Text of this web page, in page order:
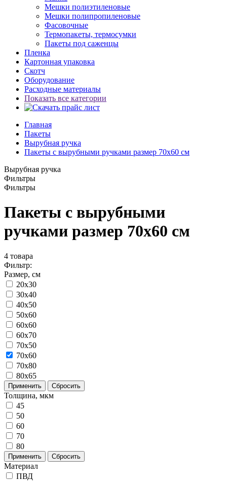
Мешки полиэтиленовые
Мешки полипропиленовые
Фасовочные
Термопакеты, термосумки
Пакеты под саженцы
Пленка
Картонная упаковка
Скотч
Оборудование
Расходные материалы
Показать все категории
Главная
Пакеты
Вырубная ручка
Пакеты с вырубными ручками размер 70x60 см
Вырубная ручка
Фильтры
Фильтры
Пакеты с вырубными
ручками размер 70x60 см
4 товара
Фильтр:
Размер, см
20x30
30x40
40x50
50x60
60x60
60x70
70x50
70x60
70x80
80x65
Применить Сбросить
Толщина, мкм
45
50
60
70
80
Применить Сбросить
Материал
ПВД